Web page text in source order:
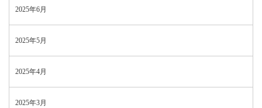
2025年6月
2025年5月
2025年4月
2025年3月